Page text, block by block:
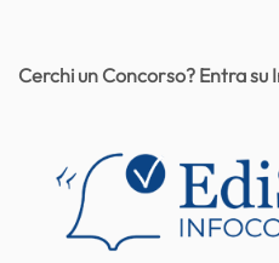
Cerchi un Concorso? Entra su